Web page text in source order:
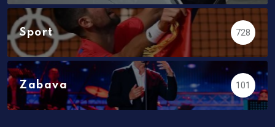
Sport 728
Zabava 101